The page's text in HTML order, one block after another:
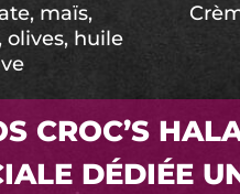
maïs,
huile
CROC’S
DÉDIÉE